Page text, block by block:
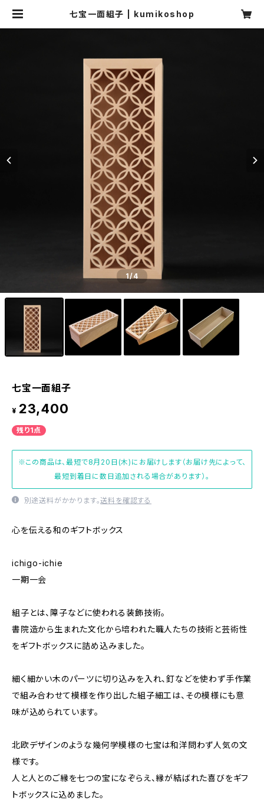
七宝一面組子 | kumikoshop
1/4
七宝一面組子
¥ 23,400
残り1点
※この商品は、最短で8月20日(木)にお届けします（お届け先によって、
最短到着日に数日追加される場合があります）。
別途送料がかかります。送料を確認する
心を伝える和のギフトボックス
ichigo-ichie
一期一会
組子とは、障子などに使われる装飾技術。
書院造から生まれた文化から培われた職人たちの技術と芸術性
をギフトボックスに詰め込みました。
細く細かい木のパーツに切り込みを入れ、釘などを使わず手作業
で組み合わせて模様を作り出した組子細工は、その模様にも意
味が込められています。
北欧デザインのような幾何学模様の七宝は和洋問わず人気の文
様です。
人と人とのご縁を七つの宝になぞらえ、縁が結ばれた喜びをギフ
トボックスに込めました。